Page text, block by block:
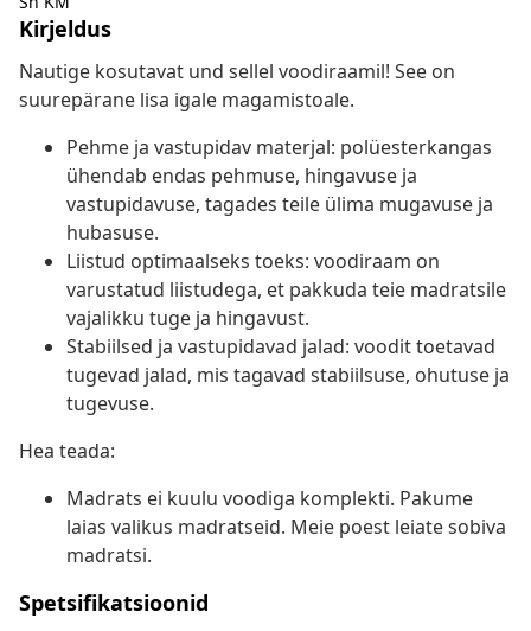
Kirjeldus
Nautige kosutavat und sellel voodiraamil! See on
suurepärane lisa igale magamistoale.
Pehme ja vastupidav materjal: polüesterkangas
ühendab endas pehmuse, hingavuse ja
vastupidavuse, tagades teile ülima mugavuse ja
hubasuse.
Liistud optimaalseks toeks: voodiraam on
varustatud liistudega, et pakkuda teie madratsile
vajalikku tuge ja hingavust.
Stabiilsed ja vastupidavad jalad: voodit toetavad
tugevad jalad, mis tagavad stabiilsuse, ohutuse ja
tugevuse.
Hea teada:
Madrats ei kuulu voodiga komplekti. Pakume
laias valikus madratseid. Meie poest leiate sobiva
madratsi.
Spetsifikatsioonid